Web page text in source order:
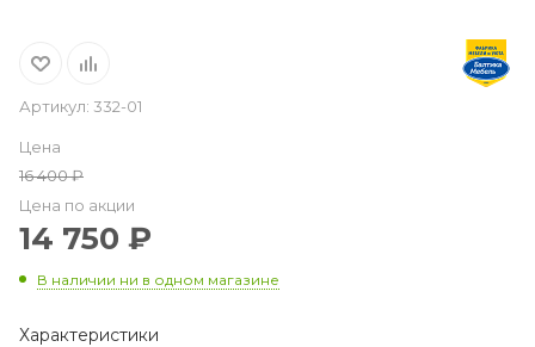
Артикул: 332-01
Цена
16 400₽
Цена по акции
14 750 ₽
В наличии ни в одном магазине
Характеристики